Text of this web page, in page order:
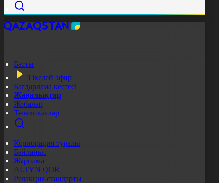
Басты
Тікелей эфир
Бағдарлама кестесі
Жаңалықтар
Жобалар
Телехикаялар
Корпорация туралы
Байланыс
Жарнама
ALTYN QOR
Редакция стандарты